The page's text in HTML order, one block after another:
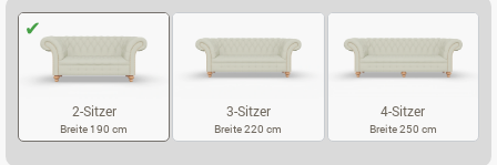
2-Sitzer
Breite 190 cm
3-Sitzer
Breite 220 cm
4-Sitzer
Breite 250 cm